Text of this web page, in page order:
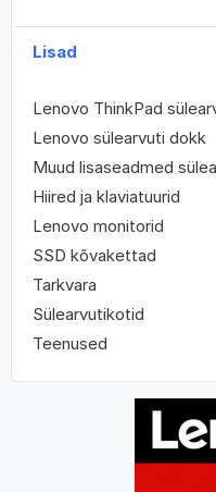
Lisad
Lenovo ThinkPad
Lenovo sülearvuti dokk
Muud lisaseadmed
Hiired ja klaviatuurid
Lenovo monitorid
SSD kõvakettad
Tarkvara
Sülearvutikotid
Teenused